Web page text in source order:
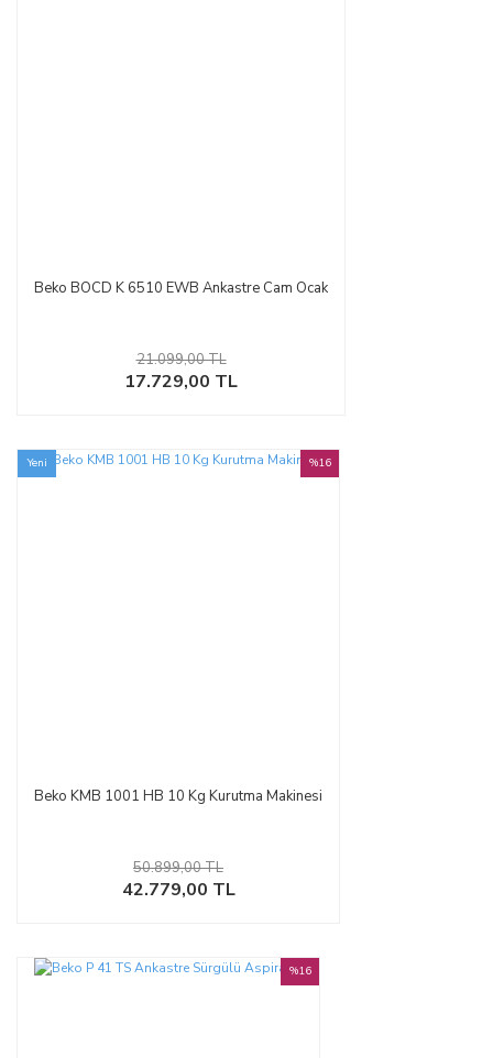
Beko BOCD K 6510 EWB Ankastre Cam Ocak
17.729,00 TL
21.099,00 TL
Yeni
Beko KMB 1001 HB 10 Kg Kurutma Makinesi
%16
42.779,00 TL
50.899,00 TL
%16